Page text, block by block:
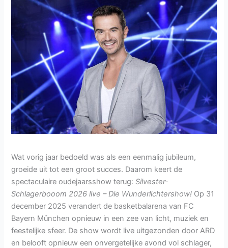
Wat vorig jaar bedoeld was als een eenmalig jubileum,
groeide uit tot een groot succes. Daarom keert de
spectaculaire oudejaarsshow terug:Silvester-
Schlagerbooom 2026 live – Die Wunderlichtershow! Op 31
december 2025 verandert de basketbalarena van FC
Bayern München opnieuw in een zee van licht, muziek en
feestelijke sfeer. De show wordt live uitgezonden door ARD
en belooft opnieuw een onvergetelijke avond vol schlager,